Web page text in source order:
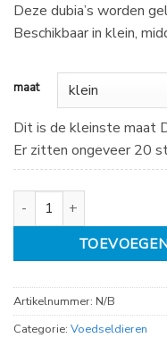
op
klantbeoordeling
Deze dubia’s worden
Beschikbaar in klein,
maat
Dit is de kleinste maat
Er zitten ongeveer 20
Dubia's - diverse maten
Artikelnummer: N/B
Categorie: Voedseldieren